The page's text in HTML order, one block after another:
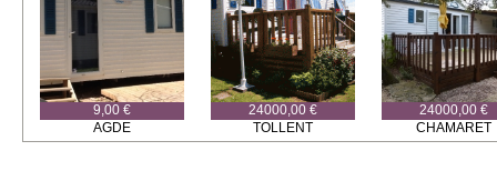
9,00 €
AGDE
24000,00 €
TOLLENT
24000,00 €
CHAMARET